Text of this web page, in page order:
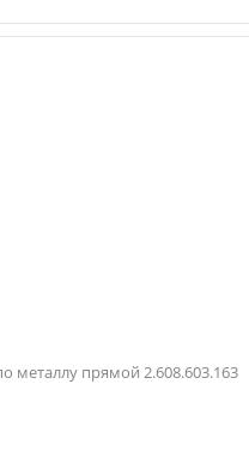
металлу прямой 2.608.603.163